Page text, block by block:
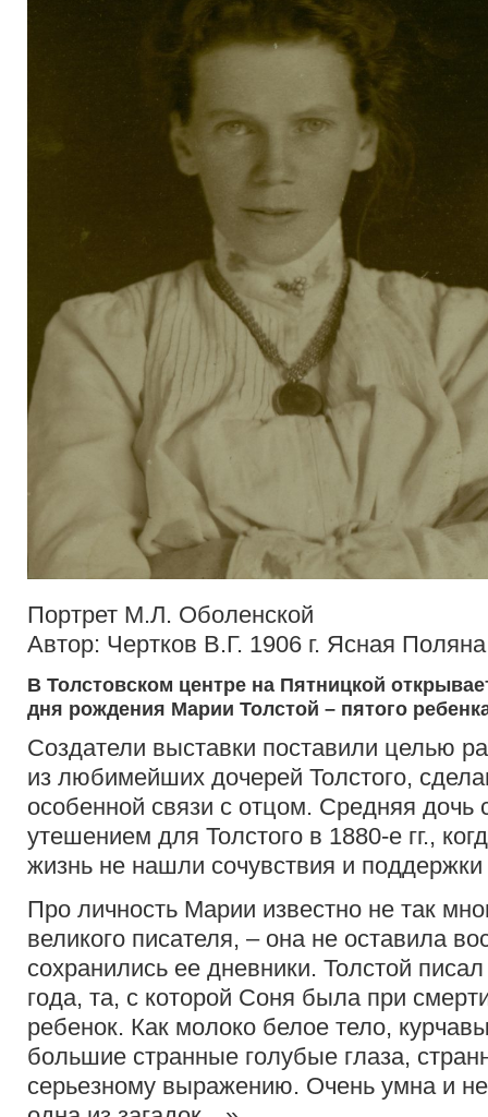
Портрет М.Л. Оболенской
Автор: Чертков В.Г. 1906 г. Ясная
В Толстовском центре на Пятницкой
дня рождения Марии Толстой – пятого
Создатели выставки поставили целью
из любимейших дочерей Толстого,
особенной связи с отцом. Средняя дочь
утешением для Толстого в 1880-е гг.,
жизнь не нашли сочувствия и
Про личность Марии известно не так
великого писателя, – она не оставила
сохранились ее дневники. Толстой
года, та, с которой Соня была при
ребенок. Как молоко белое тело,
большие странные голубые глаза,
серьезному выражению. Очень умна и